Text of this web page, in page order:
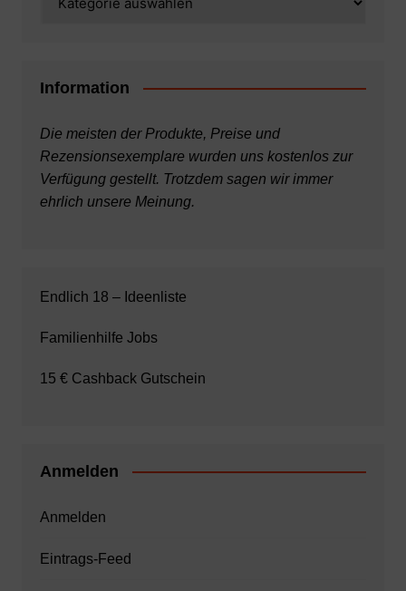
Information
Die meisten der Produkte, Preise und
Rezensionsexemplare wurden uns kostenlos zur
Verfügung gestellt. Trotzdem sagen wir immer
ehrlich unsere Meinung.
Endlich 18 – Ideenliste
Familienhilfe Jobs
15 € Cashback Gutschein
Anmelden
Anmelden
Eintrags-Feed